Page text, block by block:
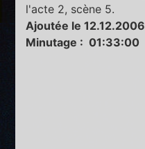
l'acte 2, scène 5.
Ajoutée le 12.12.2006
Minutage : 01:33:00